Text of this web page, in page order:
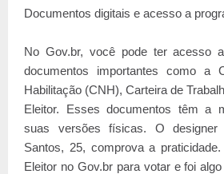
Documentos digitais e acesso a
No Gov.br, você pode ter acesso
documentos importantes como a
Habilitação (CNH), Carteira de
Eleitor. Esses documentos têm a
suas versões físicas. O designer
Santos, 25, comprova a
Eleitor no Gov.br para votar e foi